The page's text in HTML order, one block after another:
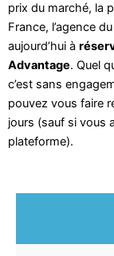
prix du marché, la
France, l’agence
aujourd’hui à
Advantage. Quel
c’est sans
pouvez vous faire
jours (sauf si vous
plateforme).